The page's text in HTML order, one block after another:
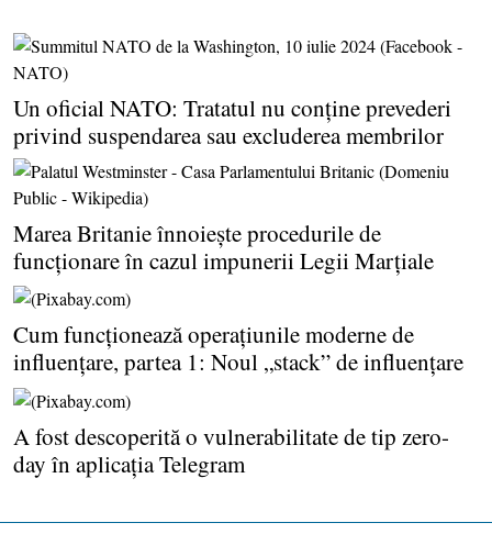
Un oficial NATO: Tratatul nu conţine prevederi
privind suspendarea sau excluderea membrilor
Marea Britanie înnoieşte procedurile de
funcţionare în cazul impunerii Legii Marţiale
Cum funcţionează operaţiunile moderne de
influenţare, partea 1: Noul „stack” de influenţare
A fost descoperită o vulnerabilitate de tip zero-
day în aplicaţia Telegram